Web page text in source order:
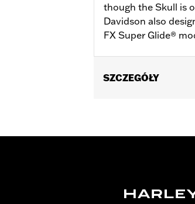
though the Skull is
Davidson also
FX Super Glide®
SZCZEGÓŁY
WARRANTY:2 year